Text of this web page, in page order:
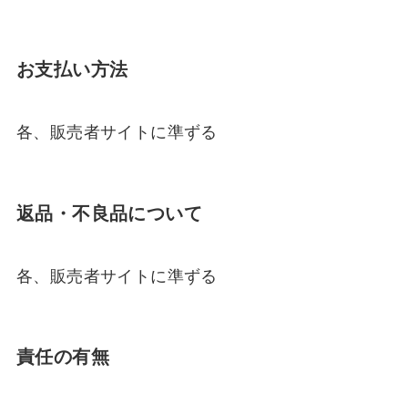
お支払い方法
各、販売者サイトに準ずる
返品・不良品について
各、販売者サイトに準ずる
責任の有無